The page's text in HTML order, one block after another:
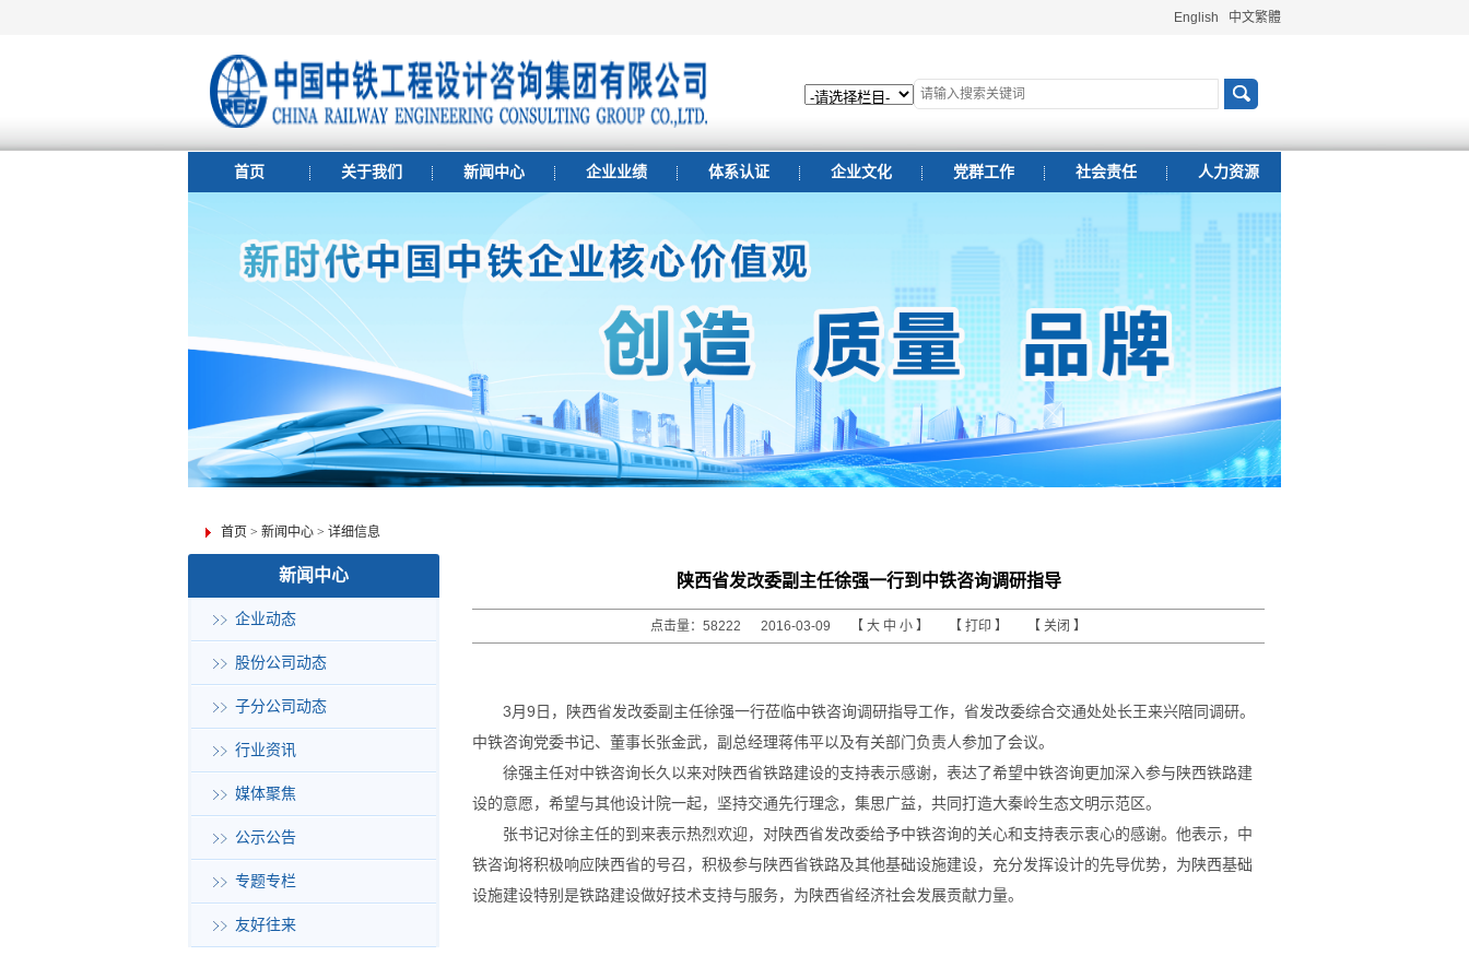
English 中文繁體
首页 关于我们 新闻中心 企业业绩 体系认证 企业文化 党群工作 社会责任 人力资源
首页 > 新闻中心 > 详细信息
新闻中心
企业动态
股份公司动态
子分公司动态
行业资讯
媒体聚焦
公示公告
专题专栏
友好往来
陕西省发改委副主任徐强一行到中铁咨询调研指导
点击量：58222 2016-03-09 【 大 中 小 】 【 打印 】 【 关闭 】
3月9日，陕西省发改委副主任徐强一行莅临中铁咨询调研指导工作，省发改委综合交通处处长王来兴陪同调研。
中铁咨询党委书记、董事长张金武，副总经理蒋伟平以及有关部门负责人参加了会议。
徐强主任对中铁咨询长久以来对陕西省铁路建设的支持表示感谢，表达了希望中铁咨询更加深入参与陕西铁路建
设的意愿，希望与其他设计院一起，坚持交通先行理念，集思广益，共同打造大秦岭生态文明示范区。
张书记对徐主任的到来表示热烈欢迎，对陕西省发改委给予中铁咨询的关心和支持表示衷心的感谢。他表示，中
铁咨询将积极响应陕西省的号召，积极参与陕西省铁路及其他基础设施建设，充分发挥设计的先导优势，为陕西基础
设施建设特别是铁路建设做好技术支持与服务，为陕西省经济社会发展贡献力量。